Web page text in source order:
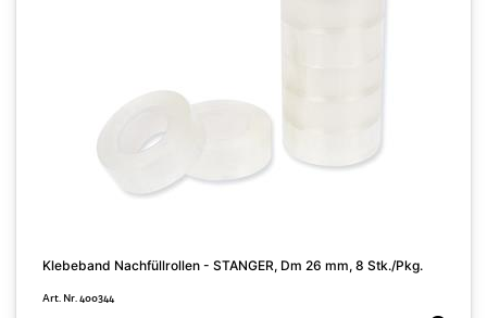
Klebeband Nachfüllrollen - STANGER, Dm 26 mm, 8 Stk./Pkg.
Art. Nr. 400344